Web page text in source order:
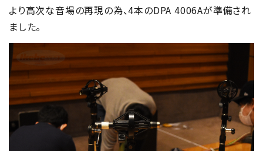
より高次な音場の再現の為、4本のDPA 4006Aが準備され
ました。